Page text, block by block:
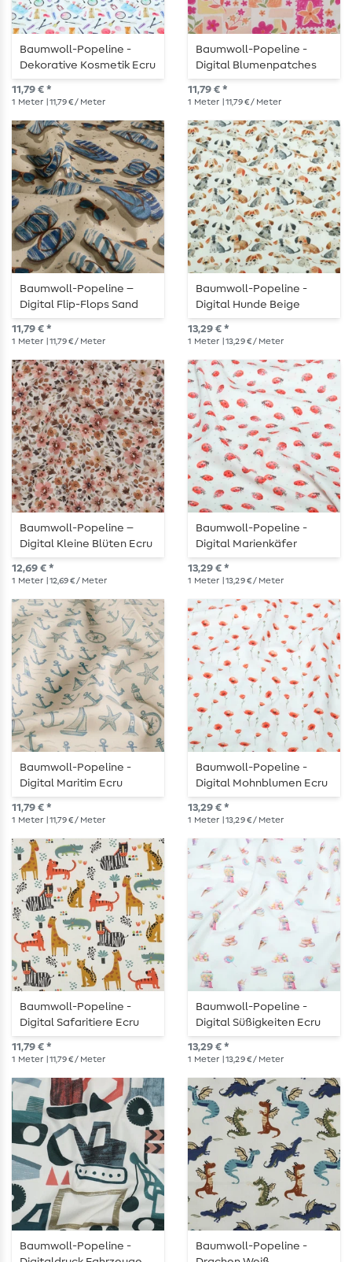
Baumwoll-Popeline -
Dekorative Kosmetik Ecru
11,79 € *
1 Meter | 11,79 € / Meter
Baumwoll-Popeline -
Digital Blumenpatches
Ecru Fuchsia
11,79 € *
1 Meter | 11,79 € / Meter
Baumwoll-Popeline –
Digital Flip-Flops Sand
11,79 € *
1 Meter | 11,79 € / Meter
Baumwoll-Popeline -
Digital Hunde Beige
13,29 € *
1 Meter | 13,29 € / Meter
Baumwoll-Popeline –
Digital Kleine Blüten Ecru
12,69 € *
1 Meter | 12,69 € / Meter
Baumwoll-Popeline -
Digital Marienkäfer
Punkte Ecru
13,29 € *
1 Meter | 13,29 € / Meter
Baumwoll-Popeline -
Digital Maritim Ecru
11,79 € *
1 Meter | 11,79 € / Meter
Baumwoll-Popeline -
Digital Mohnblumen Ecru
13,29 € *
1 Meter | 13,29 € / Meter
Baumwoll-Popeline -
Digital Safaritiere Ecru
11,79 € *
1 Meter | 11,79 € / Meter
Baumwoll-Popeline -
Digital Süßigkeiten Ecru
Pastell
13,29 € *
1 Meter | 13,29 € / Meter
Baumwoll-Popeline -
Baumwoll-Popeline -